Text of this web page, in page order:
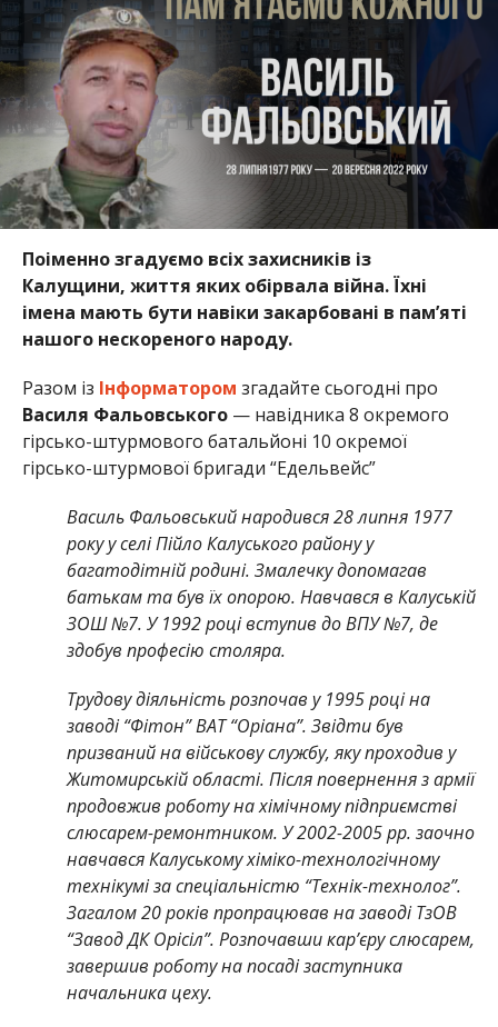
Поіменно згадуємо всіх захисників із
Калущини, життя яких обірвала війна. Їхні
імена мають бути навіки закарбовані в пам’яті
нашого нескореного народу.
Разом із Інформатором згадайте сьогодні про
Василя Фальовського — навідника 8 окремого
гірсько-штурмового батальйоні 10 окремої
гірсько-штурмової бригади “Едельвейс”
Василь Фальовський народився 28 липня 1977
року у селі Пійло Калуського району у
багатодітній родині. Змалечку допомагав
батькам та був їх опорою. Навчався в Калуській
ЗОШ №7. У 1992 році вступив до ВПУ №7, де
здобув професію столяра.
Трудову діяльність розпочав у 1995 році на
заводі “Фітон” ВАТ “Оріана”. Звідти був
призваний на військову службу, яку проходив у
Житомирській області. Після повернення з армії
продовжив роботу на хімічному підприємстві
слюсарем-ремонтником. У 2002-2005 рр. заочно
навчався Калуському хіміко-технологічному
технікумі за спеціальністю “Технік-технолог”.
Загалом 20 років пропрацював на заводі ТзОВ
“Завод ДК Орісіл”. Розпочавши карʼєру слюсарем,
завершив роботу на посаді заступника
начальника цеху.